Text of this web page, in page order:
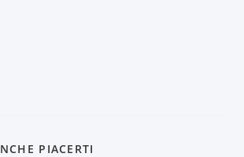
PIACERTI